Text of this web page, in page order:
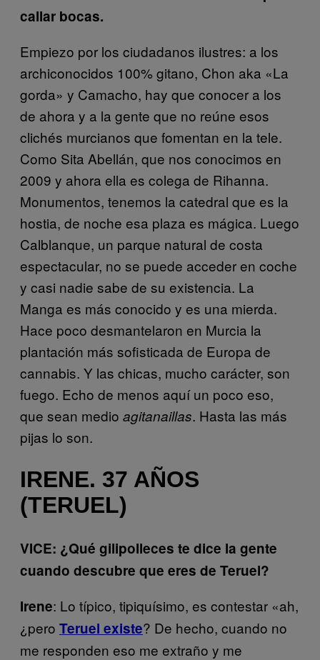
callar bocas.
Empiezo por los ciudadanos ilustres: a los
archiconocidos 100% gitano, Chon aka «La
gorda» y Camacho, hay que conocer a los
de ahora y a la gente que no reúne esos
clichés murcianos que fomentan en la tele.
Como Sita Abellán, que nos conocimos en
2009 y ahora ella es colega de Rihanna.
Monumentos, tenemos la catedral que es la
hostia, de noche esa plaza es mágica. Luego
Calblanque, un parque natural de costa
espectacular, no se puede acceder en coche
y casi nadie sabe de su existencia. La
Manga es más conocido y es una mierda.
Hace poco desmantelaron en Murcia la
plantación más sofisticada de Europa de
cannabis. Y las chicas, mucho carácter, son
fuego. Echo de menos aquí un poco eso,
que sean medio agitanaillas. Hasta las más
pijas lo son.
IRENE. 37 AÑOS
(TERUEL)
VICE: ¿Qué gilipolleces te dice la gente
cuando descubre que eres de Teruel?
Irene: Lo típico, tipiquísimo, es contestar «ah,
¿pero Teruel existe? De hecho, cuando no
me responden eso me extraño y me